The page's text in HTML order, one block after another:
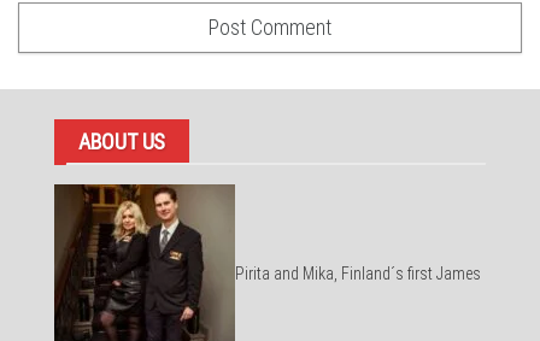
ABOUT US
Pirita and Mika, Finland´s first James